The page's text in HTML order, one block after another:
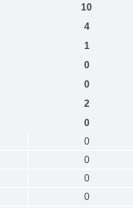
10
4
1
0
0
2
0
0
0
0
0